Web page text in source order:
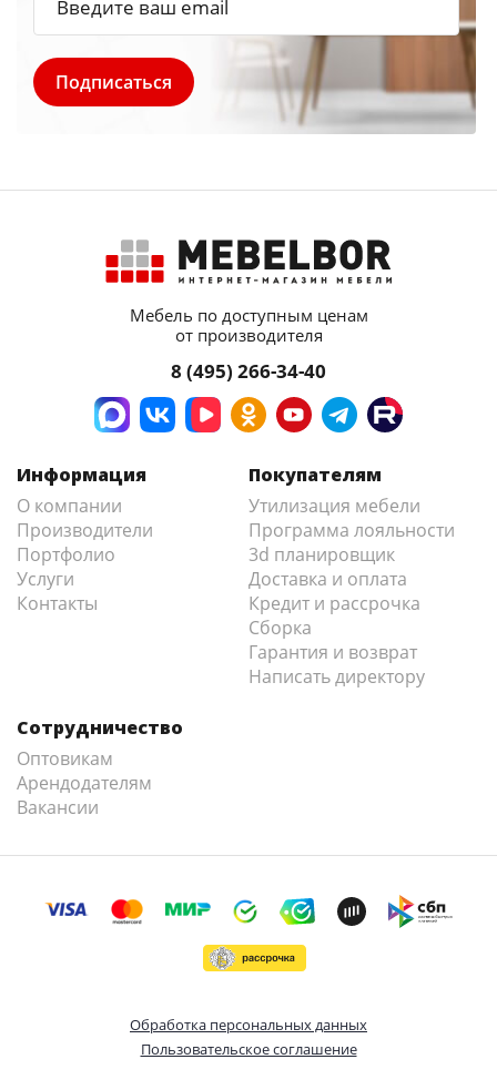
Мебель по доступным ценам
от производителя
8 (495) 266-34-40
Информация
О компании
Производители
Портфолио
Услуги
Контакты
Покупателям
Утилизация мебели
Программа лояльности
3d планировщик
Доставка и оплата
Кредит и рассрочка
Сборка
Гарантия и возврат
Написать директору
Сотрудничество
Оптовикам
Арендодателям
Вакансии
Обработка персональных данных
Пользовательское соглашение